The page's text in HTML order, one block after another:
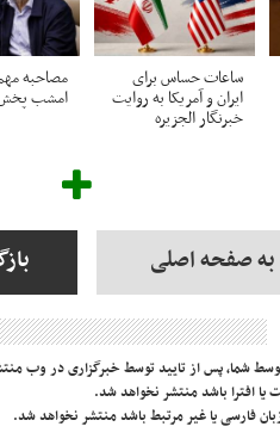
ساعات حساس برای
ایران و آمریکا به روایت
خبرنگار الجزیره
مصاحبه
امشب
صفحه اصلی
شما، پس از تایید توسط خبرگزاری در وب
افترا باشد منتشر نخواهد شد.
فارسی یا غیر مرتبط باشد منتشر نخواهد شد.